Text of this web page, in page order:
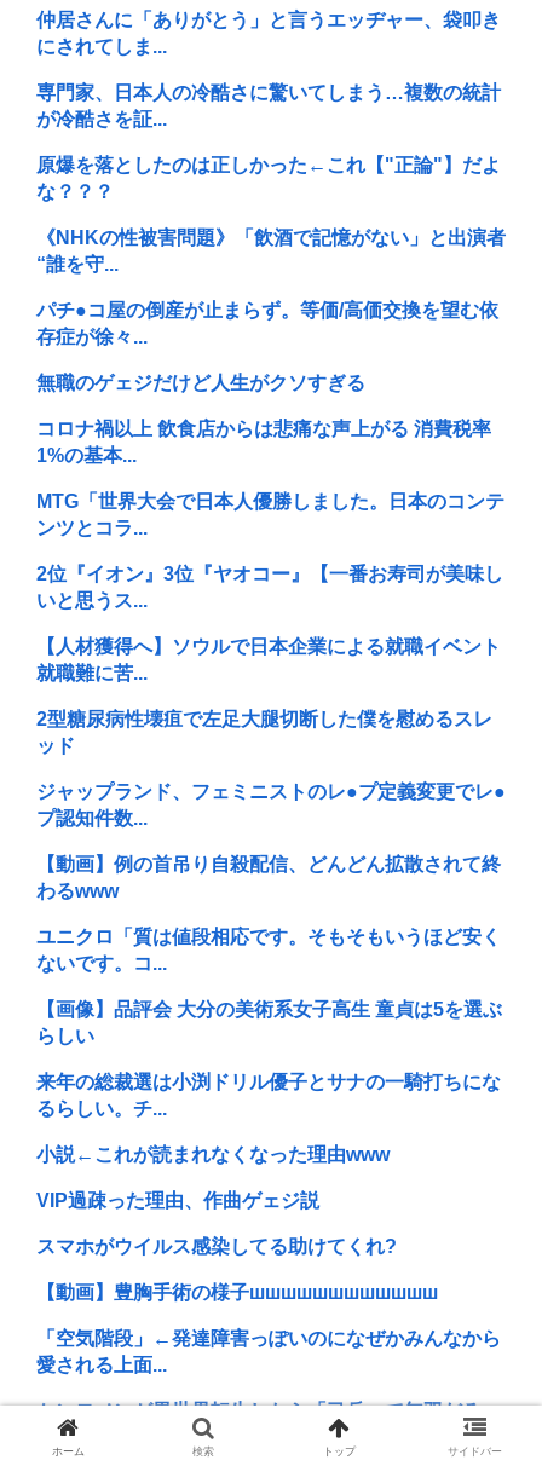
仲居さんに「ありがとう」と言うエッヂャー、袋叩き
にされてしま...
専門家、日本人の冷酷さに驚いてしまう…複数の統計
が冷酷さを証...
原爆を落としたのは正しかった←これ【"正論"】だよ
な？？？
《NHKの性被害問題》「飲酒で記憶がない」と出演者
“誰を守...
パチ●コ屋の倒産が止まらず。等価/高価交換を望む依
存症が徐々...
無職のゲェジだけど人生がクソすぎる
コロナ禍以上 飲食店からは悲痛な声上がる 消費税率
1%の基本...
MTG「世界大会で日本人優勝しました。日本のコンテ
ンツとコラ...
2位『イオン』3位『ヤオコー』【一番お寿司が美味し
いと思うス...
【人材獲得へ】ソウルで日本企業による就職イベント
就職難に苦...
2型糖尿病性壊疽で左足大腿切断した僕を慰めるスレ
ッド
ジャップランド、フェミニストのレ●プ定義変更でレ●
プ認知件数...
【動画】例の首吊り自殺配信、どんどん拡散されて終
わるwww
ユニクロ「質は値段相応です。そもそもいうほど安く
ないです。コ...
【画像】品評会 大分の美術系女子高生 童貞は5を選ぶ
らしい
来年の総裁選は小渕ドリル優子とサナの一騎打ちにな
るらしい。チ...
小説←これが読まれなくなった理由www
VIP過疎った理由、作曲ゲェジ説
スマホがウイルス感染してる助けてくれ?
【動画】豊胸手術の様子шшшшшшшшшшшш
「空気階段」←発達障害っぽいのになぜかみんなから
愛される上面...
ケンモメンが異世界転生したら「弓兵」で無双だろ。
近づきたくな...
ホーム 検索 トップ サイドバー